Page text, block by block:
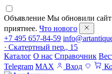
Объявление Мы обновили сайт
приятнее. Что нового
+7 495 657-84-59
· Скатертный пер., 15
Каталог О нас Справочник
Telegram MAX Вход